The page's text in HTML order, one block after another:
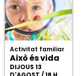
Activitat familiar
Això és vida
DIJOUS 13